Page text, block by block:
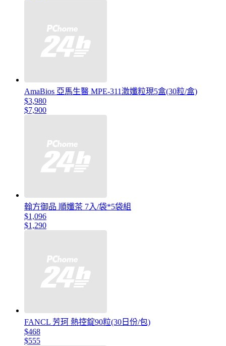
AmaBios 亞馬生醫 MPE-311激孅粒現5盒(30粒/盒)
$3,980
$7,900
翰方御品 順孅茶 7入/袋*5袋組
$1,096
$1,290
FANCL 芳珂 熱控錠90粒(30日份/包)
$468
$555